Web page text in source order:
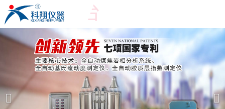
爱游戏平台
爱游戏平台
产品展示 ＞
爱游戏平台-爱游戏（中国）一站式服务平台
公司简介